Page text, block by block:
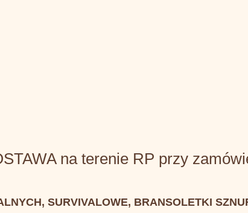
na terenie RP przy
SURVIVALOWE, BRANSOLETKI